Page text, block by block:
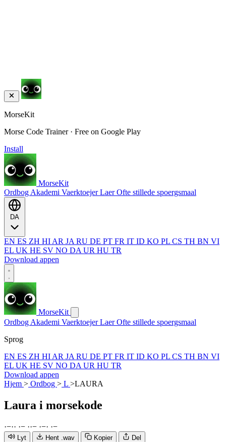
MorseKit
Morse Code Trainer · Free on Google Play
Install
MorseKit
Ordbog Akademi VaerktoejerLaerOfte stillede spoergsmaal
EN ES ZH HI AR JA RU DE PT FR IT ID KO PL CS TH BN VI
EL UK HE SV NO DA UR HU TR
Download appen
MorseKit
Ordbog Akademi VaerktoejerLaerOfte stillede spoergsmaal
Sprog
EN ES ZH HI AR JA RU DE PT FR IT ID KO PL CS TH BN VI
EL UK HE SV NO DA UR HU TR
Download appen
Hjem > Ordbog > L >LAURA
Laura i morsekode
·−·· ·− ··− ·−· ·−
Lyt Hent .wav Kopier Del